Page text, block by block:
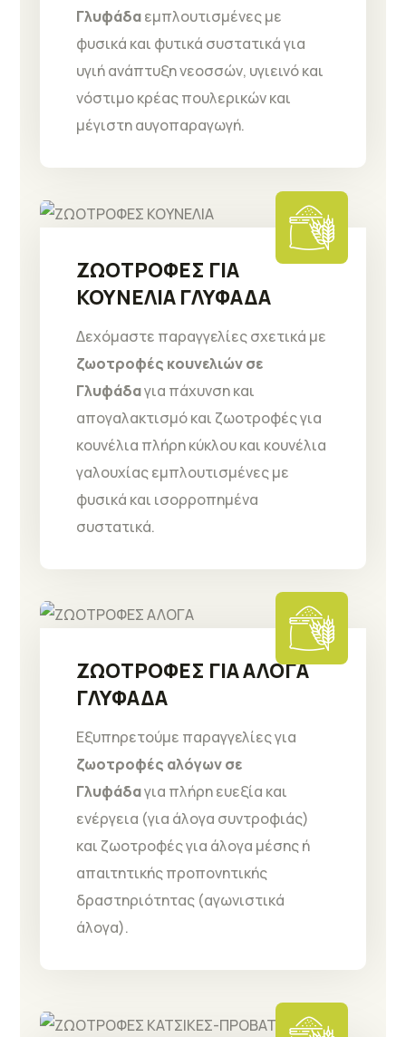
Γλυφάδαεμπλουτισμένες με
φυσικά και φυτικά συστατικά για
υγιή ανάπτυξη νεοσσών, υγιεινό και
νόστιμο κρέας πουλερικών και
μέγιστη αυγοπαραγωγή.
ΖΩΟΤΡΟΦΕΣ ΓΙΑ
ΚΟΥΝΕΛΙΑ ΓΛΥΦΑΔΑ
Δεχόμαστε παραγγελίες σχετικά με
ζωοτροφές κουνελιών σε
Γλυφάδαγια πάχυνση και
απογαλακτισμό και ζωοτροφές για
κουνέλια πλήρη κύκλου και κουνέλια
γαλουχίας εμπλουτισμένες με
φυσικά και ισορροπημένα
συστατικά.
ΖΩΟΤΡΟΦΕΣ ΓΙΑ ΑΛΟΓΑ
ΓΛΥΦΑΔΑ
Εξυπηρετούμε παραγγελίες για
ζωοτροφές αλόγων σε
Γλυφάδαγια πλήρη ευεξία και
ενέργεια (για άλογα συντροφιάς)
και ζωοτροφές για άλογα μέσης ή
απαιτητικής προπονητικής
δραστηριότητας (αγωνιστικά
άλογα).